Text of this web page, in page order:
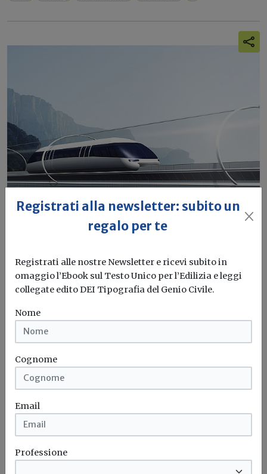
una guida per orientarsi
Redazione Build News
È un mondo che sta cambiando rapidamente. Per
questo può risultare particolarmente...
Start-up
Registrati alla newsletter: subito un
regalo per te
Registrati alle nostre Newsletter e ricevi subito in
omaggio l’Ebook sul Testo Unico per l’Edilizia e leggi
collegate edito DEI Tipografia del Genio Civile.
Nome
Cognome
Email
Professione